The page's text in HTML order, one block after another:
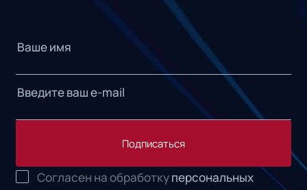
Подписаться
Согласен на обработкуперсональных